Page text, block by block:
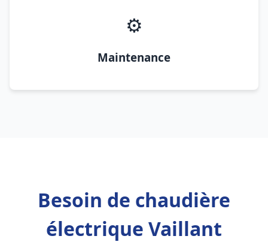
⚙️
Maintenance
Besoin de chaudière
électrique Vaillant